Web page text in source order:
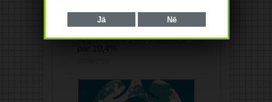
“Saules aptiekas”
apgrozījums pērn pieaudzis
Jā Nē